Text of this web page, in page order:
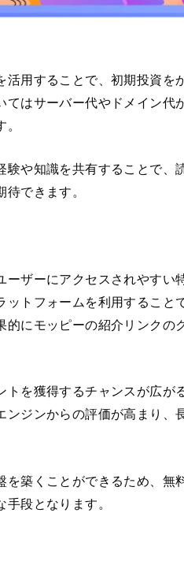
用することで、初期投資を
てはサーバー代やドメイン代
験や知識を共有することで、
できます。
ーザーにアクセスされやすい
ットフォームを利用すること
的にモッピーの紹介リンクの
トを獲得するチャンスが広が
ジンからの評価が高まり、
を築くことができるため、無
段となります。